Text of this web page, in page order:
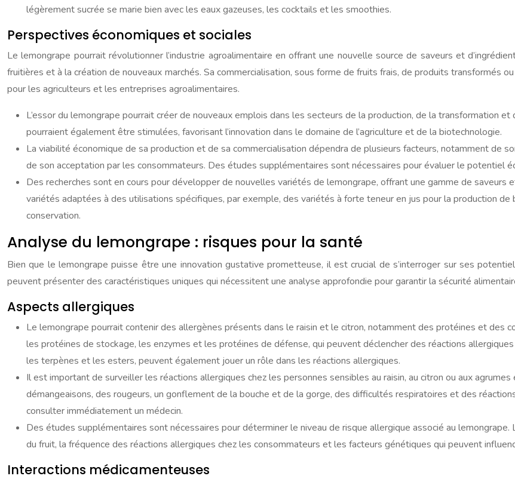
légèrement sucrée se marie bien avec les eaux gazeuses, les cocktails et les smoothies.
Perspectives économiques et sociales
Le lemongrape pourrait révolutionner l’industrie agroalimentaire en offrant une nouvelle source de saveurs et
fruitières et à la création de nouveaux marchés. Sa commercialisation, sous forme de fruits frais, de produits transformés
pour les agriculteurs et les entreprises agroalimentaires.
L’essor du lemongrape pourrait créer de nouveaux emplois dans les secteurs de la production, de la transformation
pourraient également être stimulées, favorisant l’innovation dans le domaine de l’agriculture et de la biotechnologie.
La viabilité économique de sa production et de sa commercialisation dépendra de plusieurs facteurs, notamment de
de son acceptation par les consommateurs. Des études supplémentaires sont nécessaires pour évaluer le potentiel
Des recherches sont en cours pour développer de nouvelles variétés de lemongrape, offrant une gamme de
variétés adaptées à des utilisations spécifiques, par exemple, des variétés à forte teneur en jus pour la production
conservation.
Analyse du lemongrape : risques pour la santé
Bien que le lemongrape puisse être une innovation gustative prometteuse, il est crucial de s’interroger sur ses
peuvent présenter des caractéristiques uniques qui nécessitent une analyse approfondie pour garantir la sécurité
Aspects allergiques
Le lemongrape pourrait contenir des allergènes présents dans le raisin et le citron, notamment des protéines et des
les protéines de stockage, les enzymes et les protéines de défense, qui peuvent déclencher des réactions
les terpènes et les esters, peuvent également jouer un rôle dans les réactions allergiques.
Il est important de surveiller les réactions allergiques chez les personnes sensibles au raisin, au citron ou aux
démangeaisons, des rougeurs, un gonflement de la bouche et de la gorge, des difficultés respiratoires et des
consulter immédiatement un médecin.
Des études supplémentaires sont nécessaires pour déterminer le niveau de risque allergique associé au
du fruit, la fréquence des réactions allergiques chez les consommateurs et les facteurs génétiques qui peuvent
Interactions médicamenteuses